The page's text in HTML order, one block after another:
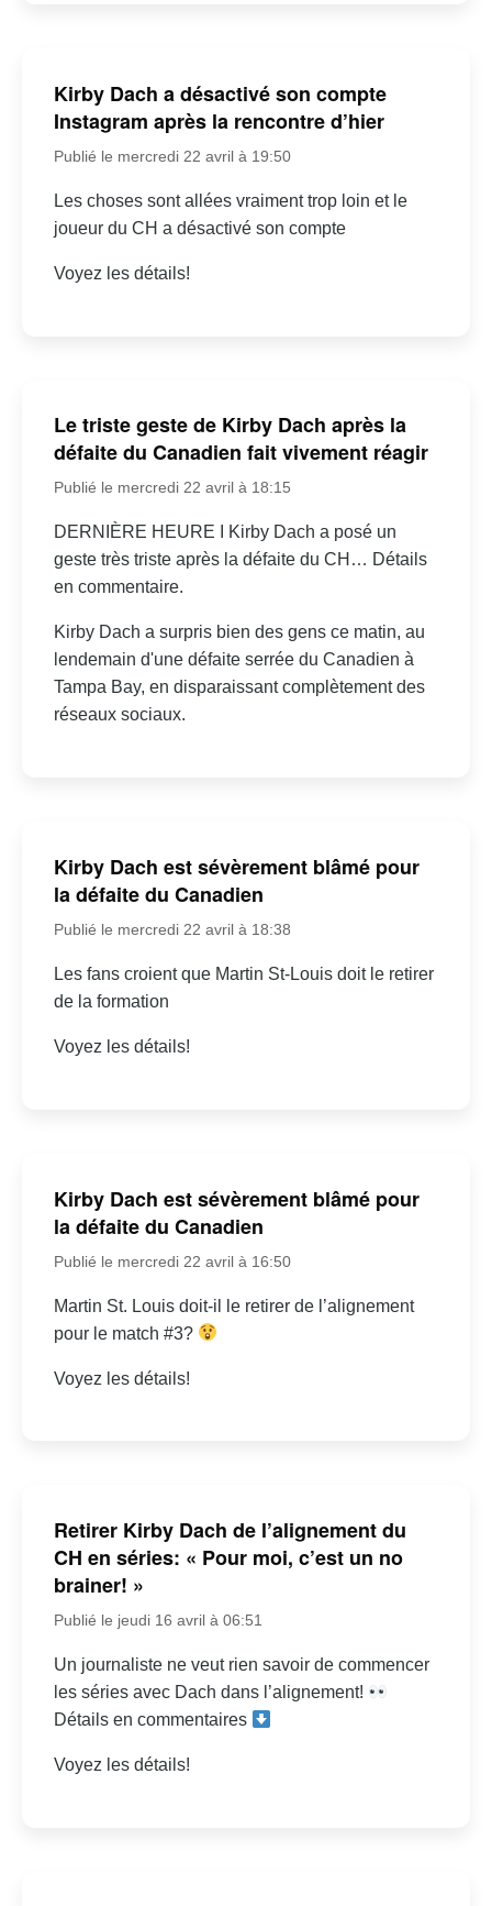
Kirby Dach a désactivé son compte
Instagram après la rencontre d’hier
Publié le mercredi 22 avril à 19:50
Les choses sont allées vraiment trop loin et le
joueur du CH a désactivé son compte
Voyez les détails!
Le triste geste de Kirby Dach après la
défaite du Canadien fait vivement réagir
Publié le mercredi 22 avril à 18:15
DERNIÈRE HEURE I Kirby Dach a posé un
geste très triste après la défaite du CH… Détails
en commentaire.
Kirby Dach a surpris bien des gens ce matin, au
lendemain d'une défaite serrée du Canadien à
Tampa Bay, en disparaissant complètement des
réseaux sociaux.
Kirby Dach est sévèrement blâmé pour
la défaite du Canadien
Publié le mercredi 22 avril à 18:38
Les fans croient que Martin St-Louis doit le retirer
de la formation
Voyez les détails!
Kirby Dach est sévèrement blâmé pour
la défaite du Canadien
Publié le mercredi 22 avril à 16:50
Martin St. Louis doit-il le retirer de l’alignement
pour le match #3?
Voyez les détails!
Retirer Kirby Dach de l’alignement du
CH en séries: « Pour moi, c’est un no
brainer! »
Publié le jeudi 16 avril à 06:51
Un journaliste ne veut rien savoir de commencer
les séries avec Dach dans l’alignement!
Détails en commentaires
Voyez les détails!